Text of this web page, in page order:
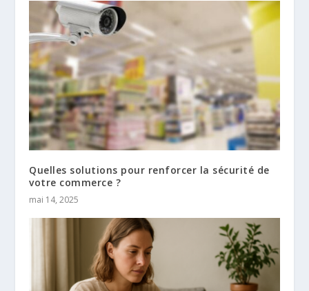
Quelles solutions pour renforcer la sécurité de
votre commerce ?
mai 14, 2025